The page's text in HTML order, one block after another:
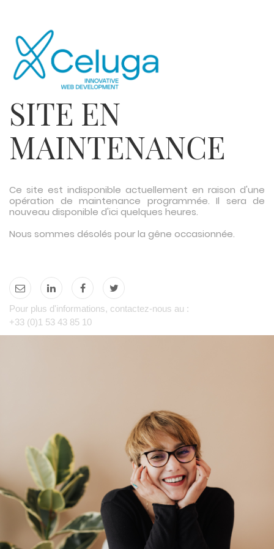
SITE EN
MAINTENANCE
Ce site est indisponible actuellement en raison d'une
opération de maintenance programmée. Il sera de
nouveau disponible d'ici quelques heures.
Nous sommes désolés pour la gêne occasionnée.
Pour plus d'informations, contactez-nous au :
+33 (0)1 53 43 85 10